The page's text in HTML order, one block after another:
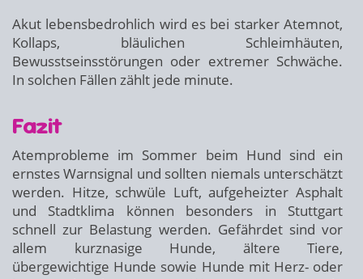
Akut lebensbedrohlich wird es bei starker Atemnot,
Kollaps, bläulichen Schleimhäuten,
Bewusstseinsstörungen oder extremer Schwäche.
In solchen Fällen zählt jede minute.
Fazit
Atemprobleme im Sommer beim Hund sind ein
ernstes Warnsignal und sollten niemals unterschätzt
werden. Hitze, schwüle Luft, aufgeheizter Asphalt
und Stadtklima können besonders in Stuttgart
schnell zur Belastung werden. Gefährdet sind vor
allem kurznasige Hunde, ältere Tiere,
übergewichtige Hunde sowie Hunde mit Herz- oder